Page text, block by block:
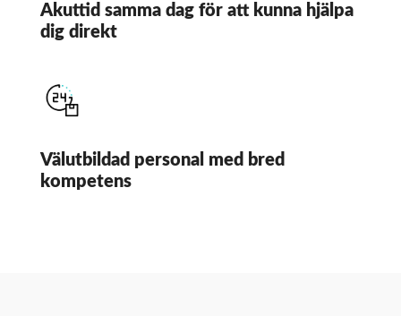
Akuttid samma dag för att kunna hjälpa
dig direkt
Välutbildad personal med bred
kompetens